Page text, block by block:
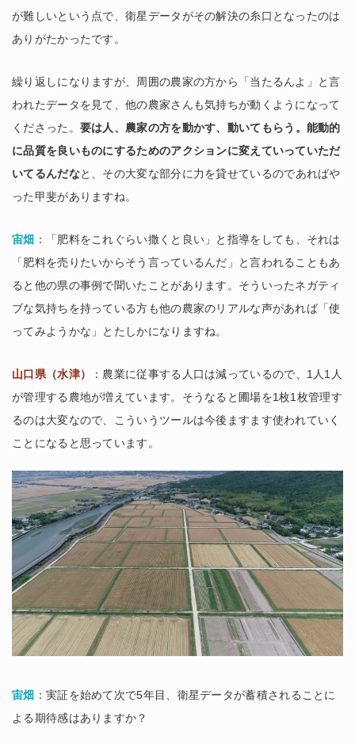
が難しいという点で、衛星データがその解決の糸口となったのは
ありがたかったです。
繰り返しになりますが、周囲の農家の方から「当たるんよ」と言
われたデータを見て、他の農家さんも気持ちが動くようになって
くださった。 要は人、農家の方を動かす、動いてもらう。能動的
に品質を良いものにするためのアクションに変えていっていただ
いてるんだなと、その大変な部分に力を貸せているのであればや
った甲斐がありますね。
宙畑 ：「肥料をこれぐらい撒くと良い」と指導をしても、それは
「肥料を売りたいからそう言っているんだ」と言われることもあ
ると他の県の事例で聞いたことがあります。そういったネガティ
ブな気持ちを持っている方も他の農家のリアルな声があれば「使
ってみようかな」とたしかになりますね。
山口県（水津）
：農業に従事する人口は減っているので、1人1人
が管理する農地が増えています。そうなると圃場を1枚1枚管理す
るのは大変なので、こういうツールは今後ますます使われていく
ことになると思っています。
宙畑 ：実証を始めて次で5年目、衛星データが蓄積されることに
よる期待感はありますか？